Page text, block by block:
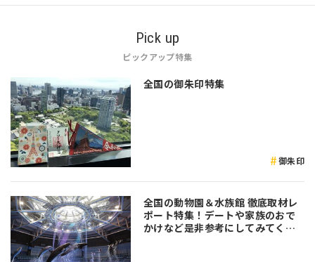
Pick up
ピックアップ特集
全国の御朱印特集
御朱印
全国の動物園＆水族館 徹底取材レ
ポート特集！デートや家族のおで
かけなど是非参考にしてみてくだ